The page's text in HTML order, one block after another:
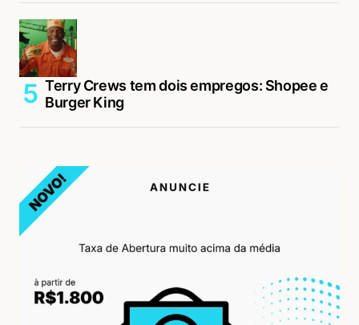
Terry Crews tem dois empregos: Shopee e
Burger King